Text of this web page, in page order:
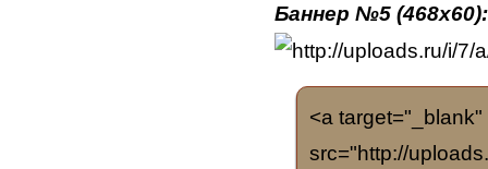
Баннер №5 (468x60):
<a
src="http://